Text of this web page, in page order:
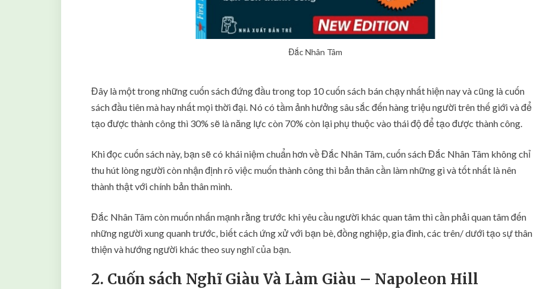
Đắc Nhân Tâm
Đây là một trong những cuốn sách đứng đầu trong top 10 cuốn sách bán chạy nhất hiện nay và cũng là cuốn
sách đầu tiên mà hay nhất mọi thời đại. Nó có tầm ảnh hưởng sâu sắc đến hàng triệu người trên thế giới và để
tạo được thành công thì 30% sẽ là năng lực còn 70% còn lại phụ thuộc vào thái độ để tạo được thành công.
Khi đọc cuốn sách này, bạn sẽ có khái niệm chuẩn hơn về Đắc Nhân Tâm, cuốn sách Đắc Nhân Tâm không chỉ
thu hút lòng người còn nhận định rõ việc muốn thành công thì bản thân cần làm những gì và tốt nhất là nên
thành thật với chính bản thân mình.
Đắc Nhân Tâm còn muốn nhấn mạnh rằng trước khi yêu cầu người khác quan tâm thì cần phải quan tâm đến
những người xung quanh trước, biết cách ứng xử với bạn bè, đồng nghiệp, gia đình, các trên/ dưới tạo sự thân
thiện và hướng người khác theo suy nghĩ của bạn.
2. Cuốn sách Nghĩ Giàu Và Làm Giàu – Napoleon Hill